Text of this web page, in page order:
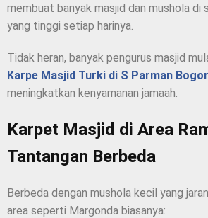
membuat banyak masjid dan mushola di
yang tinggi setiap harinya.
Tidak heran, banyak pengurus masjid
Karpe Masjid Turki di S Parman Bogor
meningkatkan kenyamanan jamaah.
Karpet Masjid di Area
Tantangan Berbeda
Berbeda dengan mushola kecil yang
area seperti Margonda biasanya: